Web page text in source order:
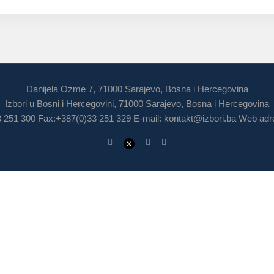
Danijela Ozme 7, 71000 Sarajevo, Bosna i Hercegovina
Izbori u Bosni i Hercegovini, 71000 Sarajevo, Bosna i Hercegovina
251 300 Fax:+387(0)33 251 329 E-mail: kontakt@izbori.baWeb